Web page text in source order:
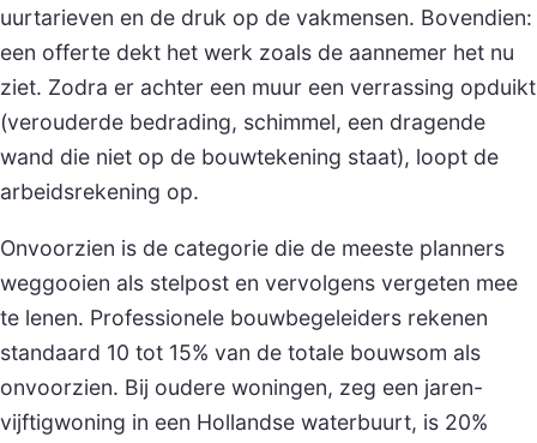
uurtarieven en de druk op de vakmensen. Bovendien:
een offerte dekt het werk zoals de aannemer het nu
ziet. Zodra er achter een muur een verrassing opduikt
(verouderde bedrading, schimmel, een dragende
wand die niet op de bouwtekening staat), loopt de
arbeidsrekening op.
Onvoorzien is de categorie die de meeste planners
weggooien als stelpost en vervolgens vergeten mee
te lenen. Professionele bouwbegeleiders rekenen
standaard 10 tot 15% van de totale bouwsom als
onvoorzien. Bij oudere woningen, zeg een jaren-
vijftigwoning in een Hollandse waterbuurt, is 20%